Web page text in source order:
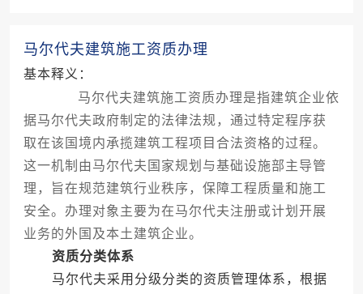
马尔代夫建筑施工资质办理
基本释义：
马尔代夫建筑施工资质办理是指建筑企业依
据马尔代夫政府制定的法律法规，通过特定程序获
取在该国境内承揽建筑工程项目合法资格的过程。
这一机制由马尔代夫国家规划与基础设施部主导管
理，旨在规范建筑行业秩序，保障工程质量和施工
安全。办理对象主要为在马尔代夫注册或计划开展
业务的外国及本土建筑企业。
资质分类体系
马尔代夫采用分级分类的资质管理体系，根据